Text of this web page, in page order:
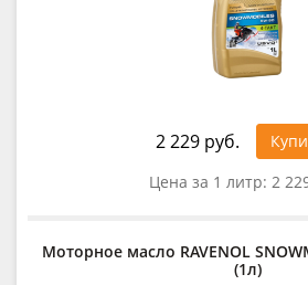
2 229 руб.
Цена за 1 литр: 2
Моторное масло RAVENOL
(1л)